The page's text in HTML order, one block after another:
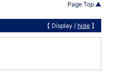
Page Top ▲
【 Display / hide 】